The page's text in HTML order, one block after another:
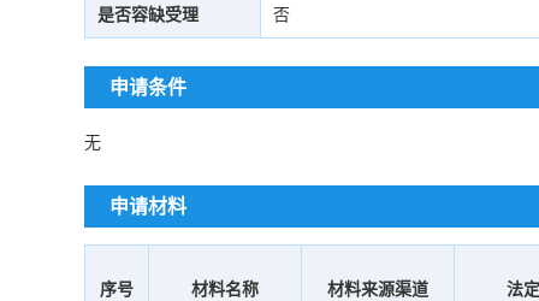
是否容缺受理 否
申请条件
无
申请材料
序号 材料名称 材料来源渠道 法